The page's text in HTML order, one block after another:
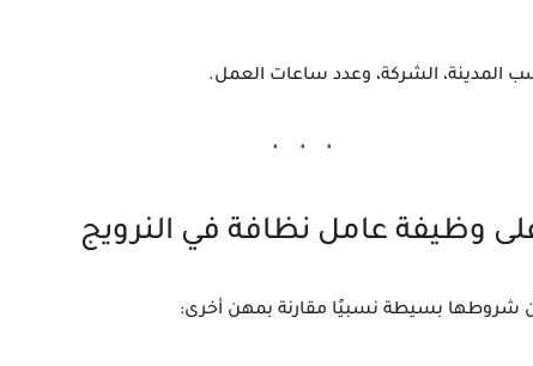
المدينة، الشركة، وعدد ساعات العمل.
وظيفة عامل نظافة في النرويج
شروطها بسيطة نسبيًا مقارنة بمهن أخرى: